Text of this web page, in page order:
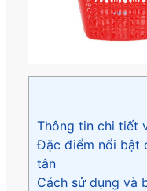
Thông tin chi tiết
Đặc điểm nổi bật
tân
Cách sử dụng và